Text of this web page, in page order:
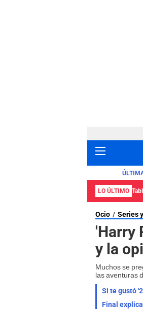
LO ÚLTIMO
Ocio Series
'Harry
y la
Muchos se
las aventuras
Final